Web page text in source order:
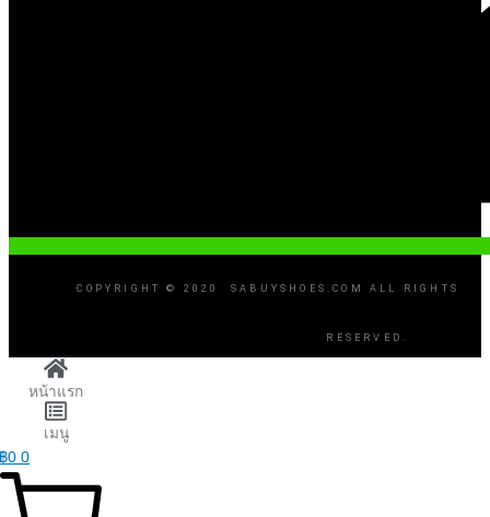
COPYRIGHT © 2020 SABUYSHOES.COM ALL RIGHTS
RESERVED.
หน้าแรก
เมนู
฿0 0